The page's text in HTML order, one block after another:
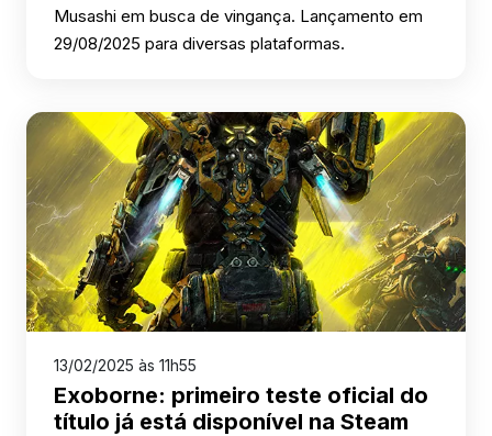
Musashi em busca de vingança. Lançamento em
29/08/2025 para diversas plataformas.
13/02/2025 às 11h55
Exoborne: primeiro teste oficial do
título já está disponível na Steam